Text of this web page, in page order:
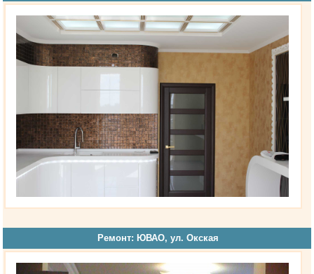
Ремонт: ЮВАО, ул. Окская